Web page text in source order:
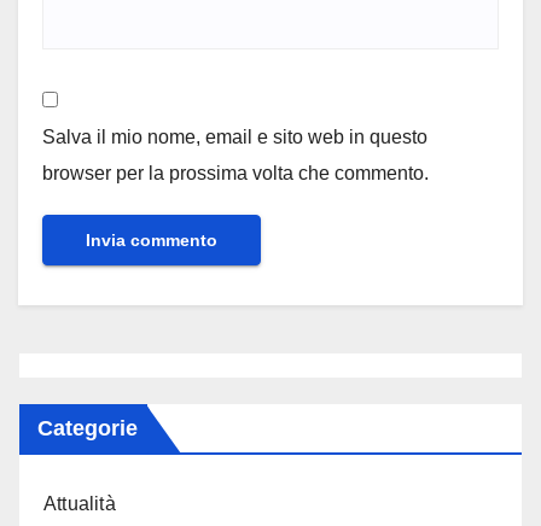
Salva il mio nome, email e sito web in questo
browser per la prossima volta che commento.
Categorie
Attualità